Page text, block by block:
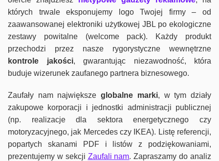
których trwale eksponujemy logo Twojej firmy – od
zaawansowanej elektroniki użytkowej JBL po ekologiczne
zestawy powitalne (welcome pack). Każdy produkt
przechodzi przez nasze rygorystyczne wewnętrzne
kontrole jakości, gwarantując niezawodność, która
buduje wizerunek zaufanego partnera biznesowego.
Zaufały nam największeglobalne marki, w tym działy
zakupowe korporacji i jednostki administracji publicznej
(np. realizacje dla sektora energetycznego czy
motoryzacyjnego, jak Mercedes czy IKEA). Listę referencji,
popartych skanami PDF i listów z podziękowaniami,
prezentujemy w sekcji Zaufali nam. Zapraszamy do analiz